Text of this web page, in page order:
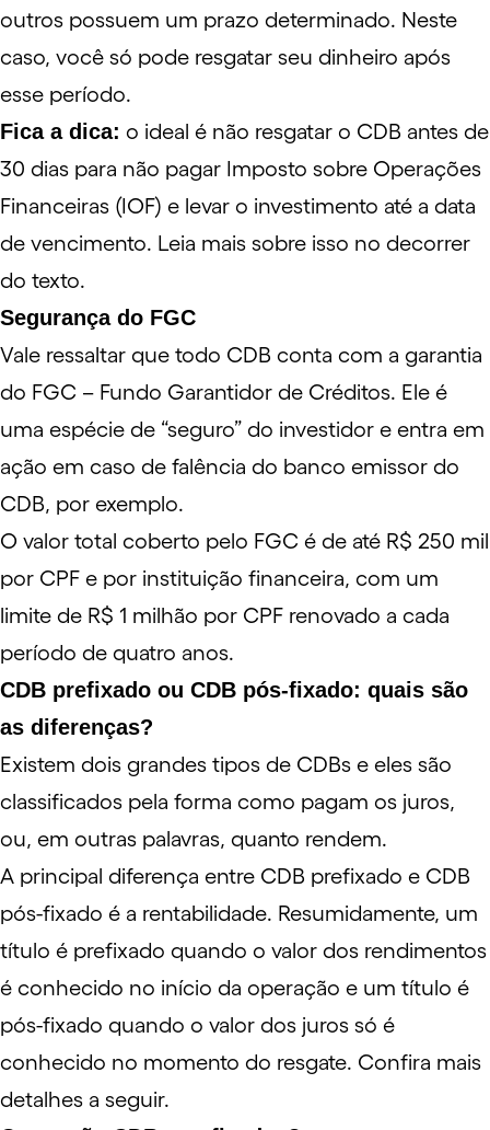
outros possuem um prazo determinado. Neste
caso, você só pode resgatar seu dinheiro após
esse período.
Fica a dica: o ideal é não resgatar o CDB antes de
30 dias para não pagar Imposto sobre Operações
Financeiras (IOF) e levar o investimento até a data
de vencimento. Leia mais sobre isso no decorrer
do texto.
Segurança do FGC
Vale ressaltar que todo CDB conta com a garantia
do FGC – Fundo Garantidor de Créditos. Ele é
uma espécie de “seguro” do investidor e entra em
ação em caso de falência do banco emissor do
CDB, por exemplo.
O valor total coberto pelo FGC é de até R$ 250 mil
por CPF e por instituição financeira, com um
limite de R$ 1 milhão por CPF renovado a cada
período de quatro anos.
CDB prefixado ou CDB pós-fixado: quais são
as diferenças?
Existem dois grandes tipos de CDBs e eles são
classificados pela forma como pagam os juros,
ou, em outras palavras, quanto rendem.
A principal diferença entre CDB prefixado e CDB
pós-fixado é a rentabilidade. Resumidamente, um
título é prefixado quando o valor dos rendimentos
é conhecido no início da operação e um título é
pós-fixado quando o valor dos juros só é
conhecido no momento do resgate. Confira mais
detalhes a seguir.